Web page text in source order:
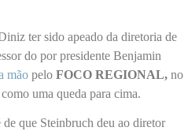
ter sido apeado da diretoria de
do por presidente Benjamin
mão pelo FOCO REGIONAL, no
uma queda para cima.
que Steinbruch deu ao diretor